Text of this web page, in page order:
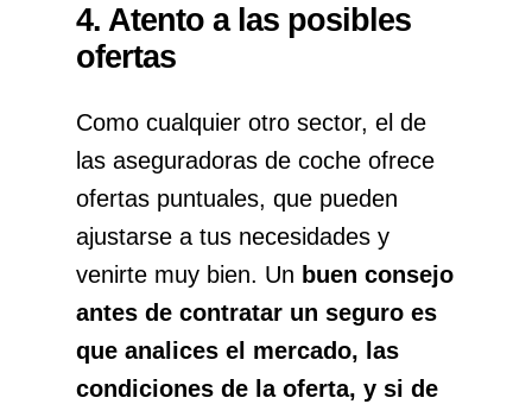
4. Atento a las posibles
ofertas
Como cualquier otro sector, el de
las aseguradoras de coche ofrece
ofertas puntuales, que pueden
ajustarse a tus necesidades y
venirte muy bien. Un buen consejo
antes de contratar un seguro es
que analices el mercado, las
condiciones de la oferta, y si de